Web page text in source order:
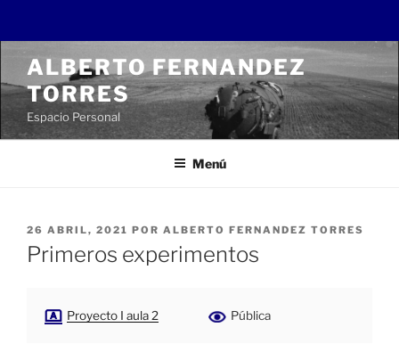
contenido
ALBERTO FERNANDEZ
TORRES
Espacio Personal
Menú
PUBLICADO
EL
26 ABRIL, 2021 POR ALBERTO FERNANDEZ TORRES
Primeros experimentos
Proyecto I aula 2 Pública